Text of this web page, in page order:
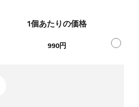
1個あたりの価格
990円